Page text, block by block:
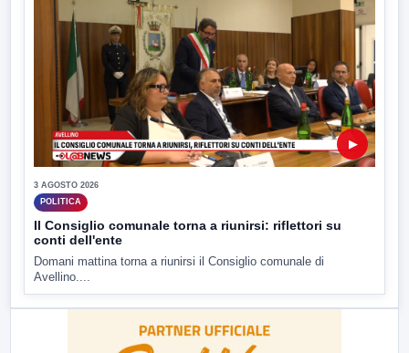
▶
3 AGOSTO 2026
POLITICA
Il Consiglio comunale torna a riunirsi: riflettori su
conti dell'ente
Domani mattina torna a riunirsi il Consiglio comunale di
Avellino....